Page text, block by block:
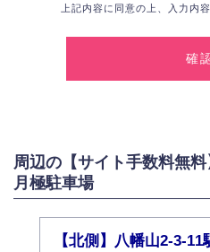
2.個人情報の利用
お問い合わせに対する回答、資料等の送付
採用に関する回答、情報の提供
弊社は取り扱う個人情報の外部への
適切かつ安全に管理します。
上記内容に同意の上、入力内
周辺の【サイト手数料無料
月極駐車場
【北側】八幡山2-3-11